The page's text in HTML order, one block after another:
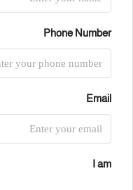
Phone Number
Email
I am